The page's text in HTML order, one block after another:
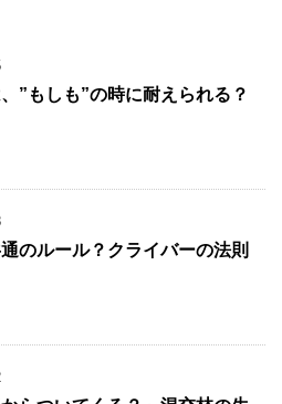
”もしも”の時に耐えられる？
のルール？クライバーの法則